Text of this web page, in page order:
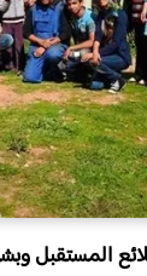
المستقبل